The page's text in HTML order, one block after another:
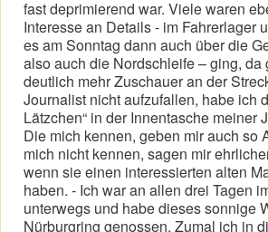
fast deprimierend war. Viele waren
Interesse an Details - im Fahrerlager
es am Sonntag dann auch über die
also auch die Nordschleife – ging, da
deutlich mehr Zuschauer an der
Journalist nicht aufzufallen, habe ich
Lätzchen“ in der Innentasche meiner
Die mich kennen, geben mir auch so
mich nicht kennen, sagen mir
wenn sie einen interessierten alten
haben. - Ich war an allen drei Tagen
unterwegs und habe dieses sonnige
Nürburgring genossen. Zumal ich in